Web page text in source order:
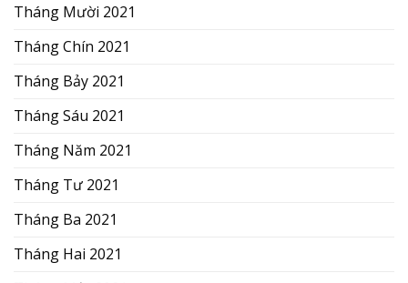
Tháng Mười 2021
Tháng Chín 2021
Tháng Bảy 2021
Tháng Sáu 2021
Tháng Năm 2021
Tháng Tư 2021
Tháng Ba 2021
Tháng Hai 2021